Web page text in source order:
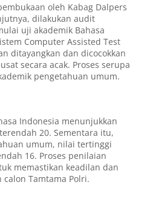
oleh Kabag Dalpers
dilakukan audit
uji akademik Bahasa
Computer Assisted Test
ditayangkan dan dicocokkan
secara acak. Proses serupa
pengetahuan umum.
Indonesia menunjukkan
20. Sementara itu,
umum, nilai tertinggi
16. Proses penilaian
memastikan keadilan dan
Tamtama Polri.